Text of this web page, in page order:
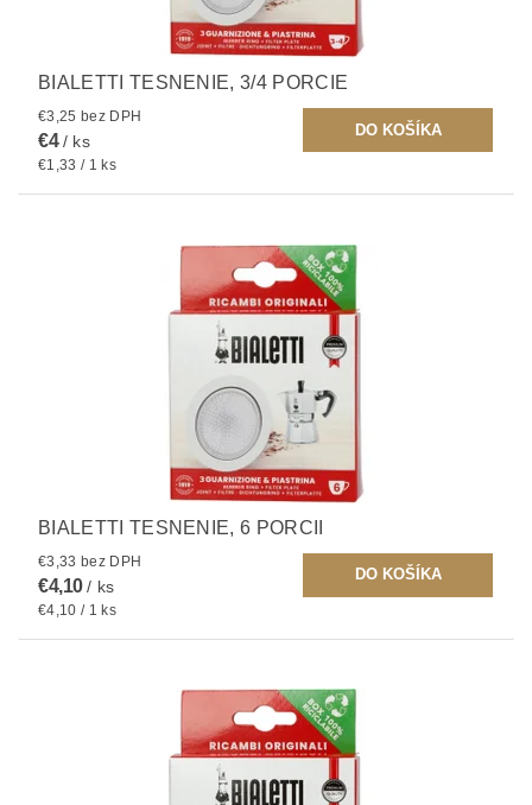
BIALETTI TESNENIE, 3/4 PORCIE
€3,25 bez DPH
€4/ ks
€1,33 / 1 ks
BIALETTI TESNENIE, 6 PORCII
€3,33 bez DPH
€4,10/ ks
€4,10 / 1 ks